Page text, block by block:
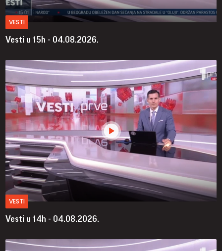
VESTI
Vesti u 15h - 04.08.2026.
VESTI
Vesti u 14h - 04.08.2026.